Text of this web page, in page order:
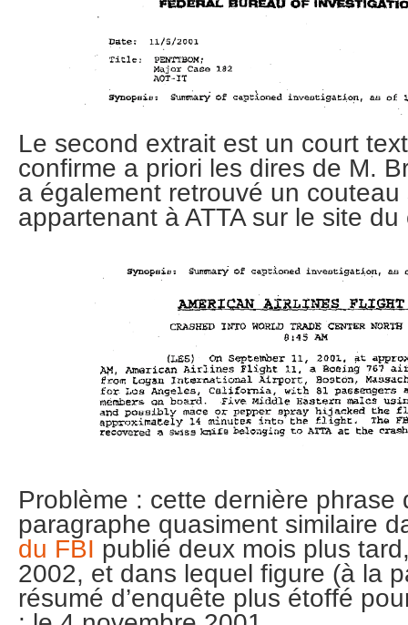
Le second extrait est un court
confirme a priori les dires de M.
a également retrouvé un couteau
appartenant à ATTA sur le site du
Problème : cette dernière phrase
paragraphe quasiment similaire
du FBI publié deux mois plus
2002, et dans lequel figure (à la
résumé d’enquête plus étoffé